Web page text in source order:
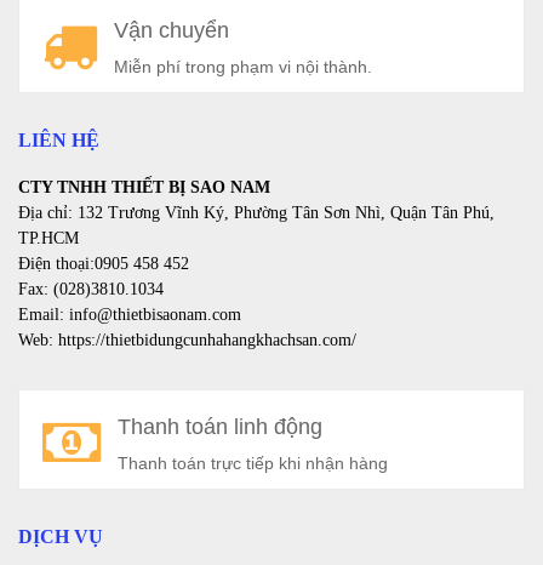
Vận chuyển
Miễn phí trong phạm vi nội thành.
LIÊN HỆ
CTY TNHH THIẾT BỊ SAO NAM
Địa chỉ: 132 Trương Vĩnh Ký, Phường Tân Sơn Nhì, Quận Tân Phú,
TP.HCM
Điện thoại:0905 458 452
Fax: (028)3810.1034
Email: info@thietbisaonam.com
Web: https://thietbidungcunhahangkhachsan.com/
Thanh toán linh động
Thanh toán trực tiếp khi nhận hàng
DỊCH VỤ